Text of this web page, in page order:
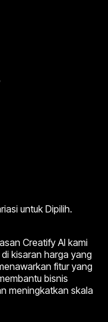
untuk Dipilih.
Creatify AI kami
kisaran harga yang
fitur yang
bisnis
meningkatkan skala